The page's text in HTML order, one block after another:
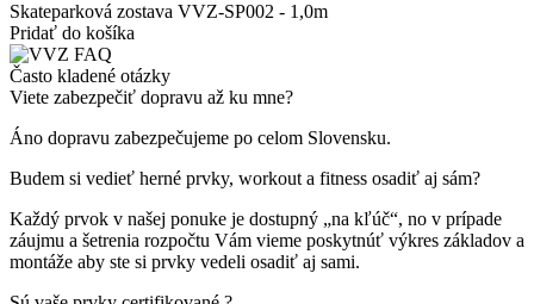
Skateparková zostava VVZ-SP002 - 1,0m
Pridať do košíka
Často kladené otázky
Viete zabezpečiť dopravu až ku mne?
Áno dopravu zabezpečujeme po celom Slovensku.
Budem si vedieť herné prvky, workout a fitness osadiť aj sám?
Každý prvok v našej ponuke je dostupný „na kľúč“, no v prípade
záujmu a šetrenia rozpočtu Vám vieme poskytnúť výkres základov a
montáže aby ste si prvky vedeli osadiť aj sami.